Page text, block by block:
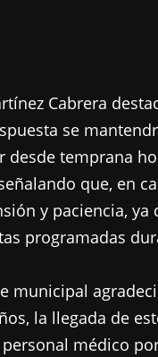
Cabrera
se
desde temprana
que, en
y paciencia,
programadas
municipal
la llegada de
médico